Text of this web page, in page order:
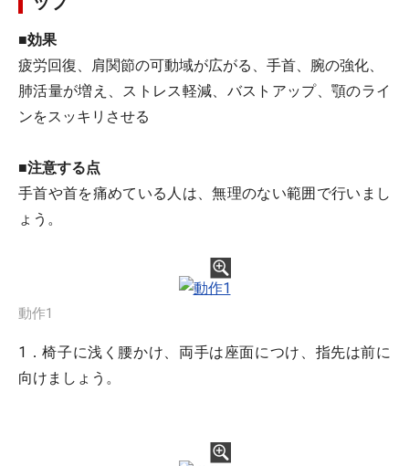
■効果
疲労回復、肩関節の可動域が広がる、手首、腕の強化、
肺活量が増え、ストレス軽減、バストアップ、顎のライ
ンをスッキリさせる
■注意する点
手首や首を痛めている人は、無理のない範囲で行いまし
ょう。
動作1
1．椅子に浅く腰かけ、両手は座面につけ、指先は前に
向けましょう。